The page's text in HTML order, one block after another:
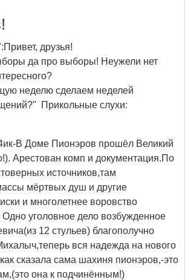
друзья!
да про выборы! Неужели нет
неделю сделаем неделей
Прикольные слухи:
В Доме Пионэров прошёл Великий
Арестован комп и документация.По
источников,там
мёртвых душ и другие
и многолетнее воровство
Одно уголовное дело возбужденное
12 стульев) благополучно
вся надежда на нового
сказала сама шахиня пионэров,-это
она к подчинённым!)